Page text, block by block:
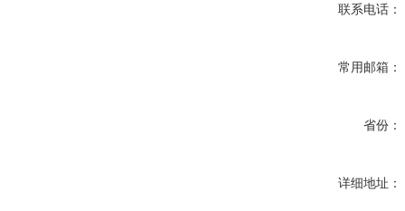
联系电话：
常用邮箱：
省份：
详细地址：